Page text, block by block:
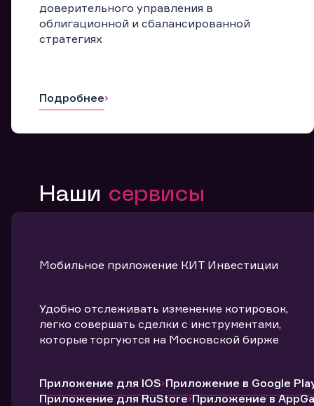
доверительного управления в
облигационной и сбалансированной
стратегиях
Подробнее
Наши сервисы
Мобильное приложение КИТ Инвестиции
Удобно отслеживать изменение котировок,
легко совершать сделки с инструментами,
которые торгуются на Московской бирже
Приложение для IOS Приложение в Google
Приложение для RuStore Приложение в